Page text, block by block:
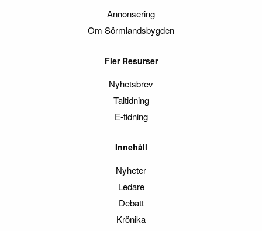
Annonsering
Om Sörmlandsbygden
Fler Resurser
Nyhetsbrev
Taltidning
E-tidning
Innehåll
Nyheter
Ledare
Debatt
Krönika